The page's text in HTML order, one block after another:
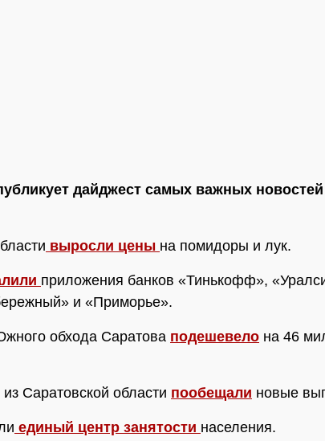
дайджест самых важных новостей
выросли цены на помидоры и лук.
приложения банков «Тинькофф»,
и «Приморье».
обхода Саратова подешевело на 46
Саратовской области пообещали новые
единый центр занятости населения.